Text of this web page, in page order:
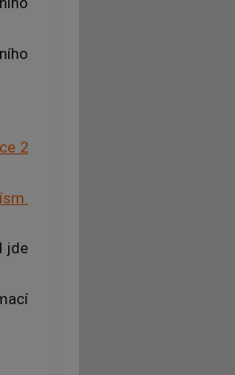
2
jde